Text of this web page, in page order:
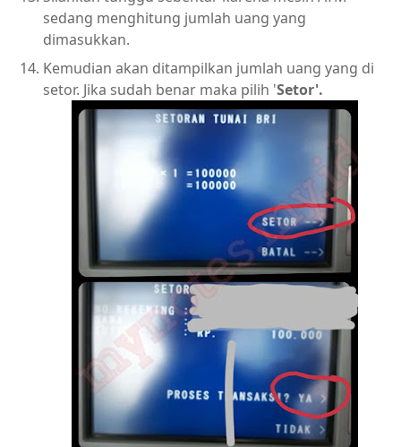
sedang menghitung jumlah uang yang
dimasukkan.
Kemudian akan ditampilkan jumlah uang yang di
setor. Jika sudah benar maka pilih 'Setor'.